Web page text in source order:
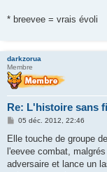
* breevee = vrais évoli
darkzorua
Membre
Re: L'histoire sans
M
s
a
g
05 déc. 2012, 22:46
Elle touche de groupe
l'eevee combat,
adversaire et lance un